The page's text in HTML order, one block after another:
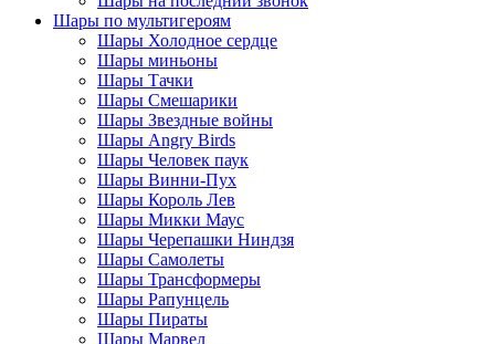
Шары по мультигероям
Шары Холодное сердце
Шары миньоны
Шары Тачки
Шары Смешарики
Шары Звездные войны
Шары Angry Birds
Шары Человек паук
Шары Винни-Пух
Шары Король Лев
Шары Микки Маус
Шары Черепашки Ниндзя
Шары Самолеты
Шары Трансформеры
Шары Рапунцель
Шары Пираты
Шары Марвел